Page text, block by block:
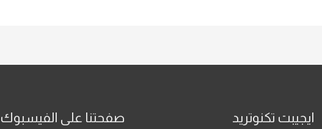
ايجيبت تكنوتريد صفحتنا على الفيسبوك